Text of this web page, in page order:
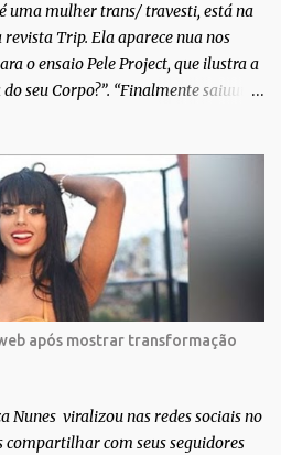
uma mulher trans/ travesti, está na
Trip. Ela aparece nua nos
o ensaio Pele Project, que ilustra a
seu Corpo?”. “Finalmente saiuuu!!!
incrível, que fala acima de tudo
mundo para a Dri da Trip que foi a
Gabriela classificou a capa
180 histórias (e corpos nus)
própria pele – como
tem como objetivo fotografar e
nus, ressaltando a beleza das
se tornou nacionalmente conhecida
na novela teen Malhação, da
após mostrar transformação
Nunes viralizou nas redes sociais no
com seus seguidores